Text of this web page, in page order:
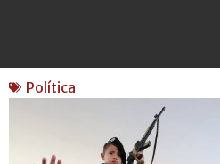
Política